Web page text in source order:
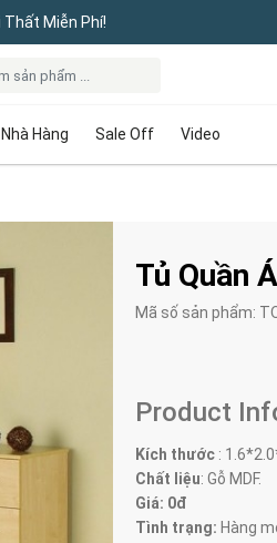
Thất Miễn Phí!
Nhà Hàng Sale Off Video
Tủ Quần
Mã số sản phẩm:
Product
Kích thước :
Chất liệu: Gỗ MDF.
Giá: 0đ
Tình trạng: Hàng